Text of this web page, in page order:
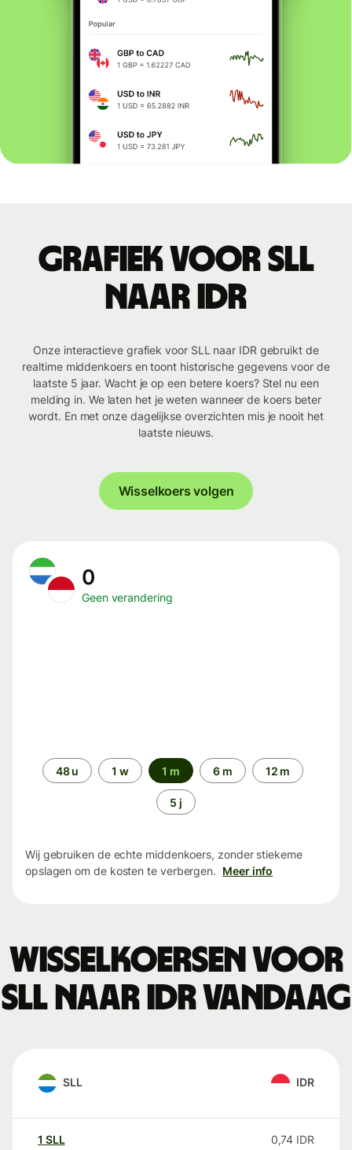
Grafiek voor SLL
naar IDR
Onze interactieve grafiek voor SLL naar IDR gebruikt de
realtime middenkoers en toont historische gegevens voor de
laatste 5 jaar. Wacht je op een betere koers? Stel nu een
melding in. We laten het je weten wanneer de koers beter
wordt. En met onze dagelijkse overzichten mis je nooit het
laatste nieuws.
Wisselkoers volgen
0
Geen verandering
Periode48 u 1 w 1 m 6 m 12 m
5 j
Wij gebruiken de echte middenkoers, zonder stiekeme
opslagen om de kosten te verbergen. Meer info
Wisselkoersen voor
SLL naar IDR vandaag
SLL IDR
1 SLL 0,74 IDR